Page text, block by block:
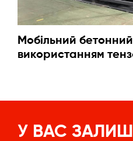
Мобільний
використанням
У ВАС